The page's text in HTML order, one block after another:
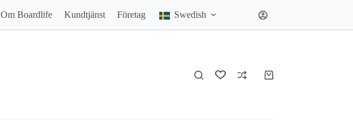
Om Boardlife Kundtjänst Företag Swedish
Varukorg